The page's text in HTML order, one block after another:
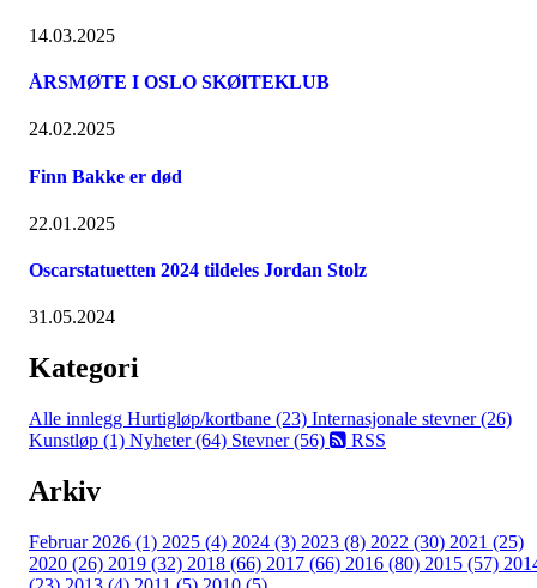
14.03.2025
ÅRSMØTE I OSLO SKØITEKLUB
24.02.2025
Finn Bakke er død
22.01.2025
Oscarstatuetten 2024 tildeles Jordan Stolz
31.05.2024
Kategori
Alle innlegg Hurtigløp/kortbane (23) Internasjonale stevner (26)
Kunstløp (1) Nyheter (64) Stevner (56) RSS
Arkiv
Februar 2026 (1) 2025 (4) 2024 (3) 2023 (8) 2022 (30) 2021 (25)
2020 (26) 2019 (32) 2018 (66) 2017 (66) 2016 (80) 2015 (57)